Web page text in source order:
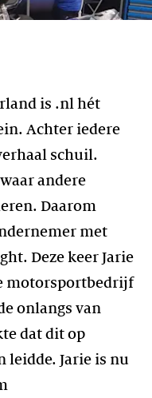
is .nl hét
Achter iedere
schuil.
andere
Daarom
met
Deze keer Jarie
motorsportbedrijf
onlangs van
dat dit op
leidde. Jarie is nu